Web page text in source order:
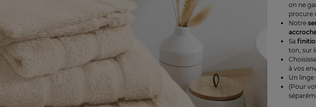
on ne
procure
Notre
Sa
ton, sur
à vos
Un linge
(Pour